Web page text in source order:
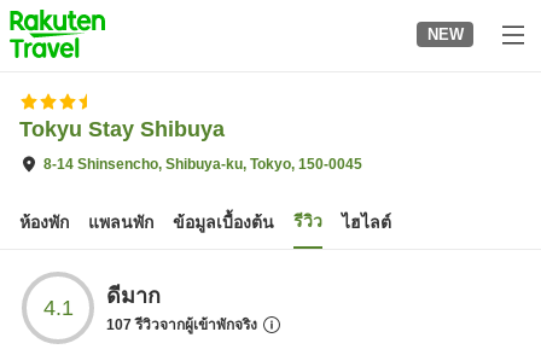
to
top
page
NEW
Tokyu Stay Shibuya
8-14 Shinsencho, Shibuya-ku, Tokyo, 150-0045
ห้องพัก แพลนพัก ข้อมูลเบื้องต้น รีวิว ไฮไลต์
4.1 ดีมาก
107รีวิวจากผู้เข้าพักจริง